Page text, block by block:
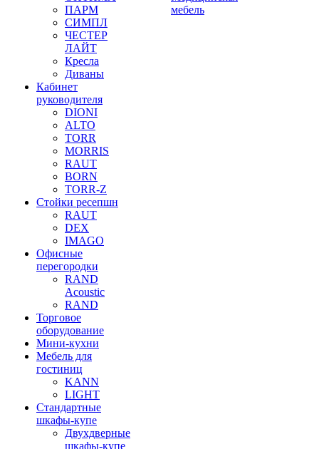
ПАРМ
СИМПЛ
ЧЕСТЕР
ЛАЙТ
Кресла
Диваны
Кабинет
руководителя
DIONI
ALTO
TORR
MORRIS
RAUT
BORN
TORR-Z
Стойки ресепшн
RAUT
DEX
IMAGO
Офисные
перегородки
RAND
Acoustic
RAND
Торговое
оборудование
Мини-кухни
Мебель для
гостиниц
KANN
LIGHT
Стандартные
шкафы-купе
Двухдверные
шкафы-купе
мебель